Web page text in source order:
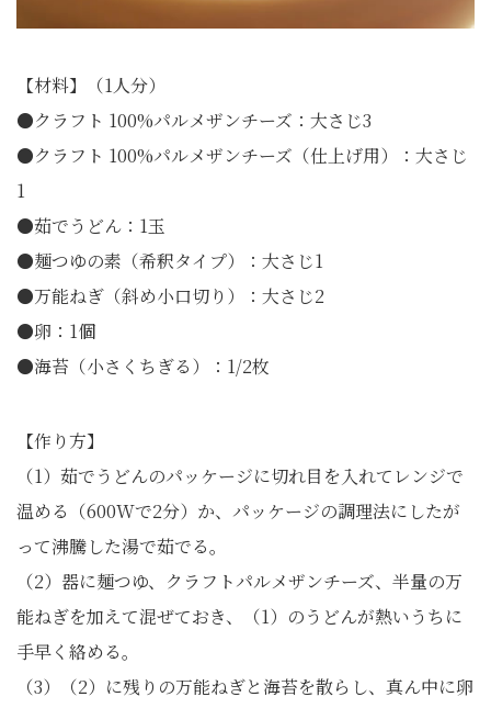
【材料】（1人分）
●クラフト 100%パルメザンチーズ：大さじ3
●クラフト 100%パルメザンチーズ（仕上げ用）：大さじ
1
●茹でうどん：1玉
●麺つゆの素（希釈タイプ）：大さじ1
●万能ねぎ（斜め小口切り）：大さじ2
●卵：1個
●海苔（小さくちぎる）：1/2枚
【作り方】
（1）茹でうどんのパッケージに切れ目を入れてレンジで
温める（600Wで2分）か、パッケージの調理法にしたが
って沸騰した湯で茹でる。
（2）器に麺つゆ、クラフトパルメザンチーズ、半量の万
能ねぎを加えて混ぜておき、（1）のうどんが熱いうちに
手早く絡める。
（3）（2）に残りの万能ねぎと海苔を散らし、真ん中に卵